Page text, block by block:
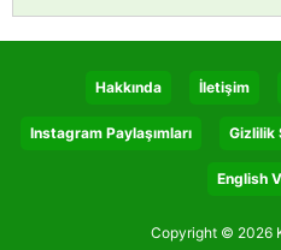
Hakkında İletişim
Instagram Paylaşımları Gizlilik
English
Copyright © 2026